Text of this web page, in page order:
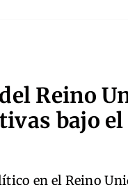
Reino
bajo
en el Reino